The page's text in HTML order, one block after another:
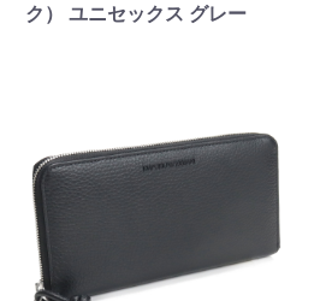
ク） ユニセックス グレー